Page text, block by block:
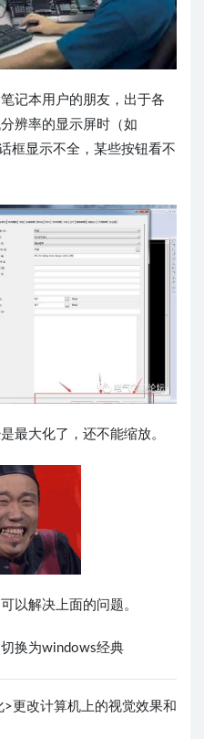
记本用户的朋友，出于各
辨率的显示屏时（如
框显示不全，某些按钮看不
最大化了，还不能缩放。
以解决上面的问题。
换为windows经典
更改计算机上的视觉效果和